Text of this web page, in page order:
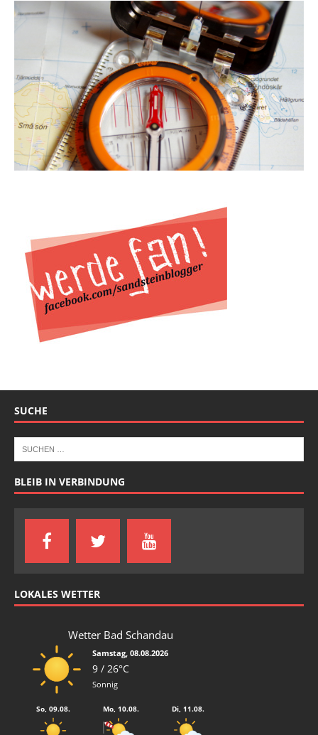
SUCHE
BLEIB IN VERBINDUNG
LOKALES WETTER
Wetter Bad Schandau
Samstag, 08.08.2026
9 / 26°C
Sonnig
So, 09.08. Mo, 10.08. Di, 11.08.